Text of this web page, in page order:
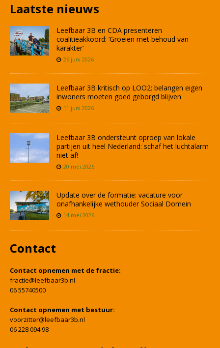
Laatste nieuws
Leefbaar 3B en CDA presenteren
coalitieakkoord: ‘Groeien met behoud van
karakter’
26 juni 2026
Leefbaar 3B kritisch op LOO2: belangen eigen
inwoners moeten goed geborgd blijven
11 juni 2026
Leefbaar 3B ondersteunt oproep van lokale
partijen uit heel Nederland: schaf het luchtalarm
niet af!
20 mei 2026
Update over de formatie: vacature voor
onafhankelijke wethouder Sociaal Domein
14 mei 2026
Contact
Contact opnemen met de fractie:
fractie@leefbaar3b.nl
06 55740500
Contact opnemen met bestuur:
voorzitter@leefbaar3b.nl
06 228 094 98